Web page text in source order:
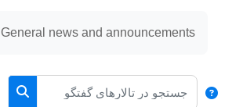
General news and announcements
جستجو در تالارهای گفتگو